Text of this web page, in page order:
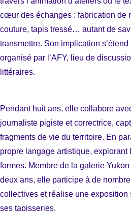
cœur des échanges : fabrication de
couture, tapis tressé… autant de
transmettre. Son implication
organisé par l’AFY, lieu de
littéraires.
Pendant huit ans, elle collabore
journaliste pigiste et correctrice,
fragments de vie du territoire. En
propre langage artistique, explorant
formes. Membre de la galerie
deux ans, elle participe à de
collectives et réalise une exposition
ses tapisseries.